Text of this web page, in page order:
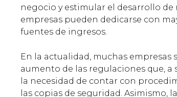
negocio y estimular el desarrollo de
empresas pueden dedicarse con
fuentes de ingresos.
En la actualidad, muchas empresas
aumento de las regulaciones que, a
la necesidad de contar con
las copias de seguridad.